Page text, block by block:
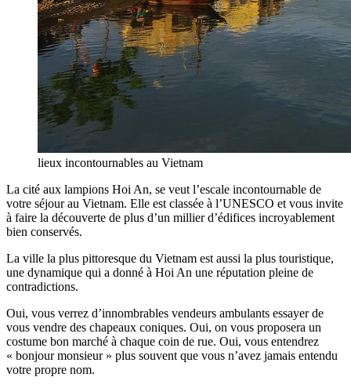
lieux incontournables au Vietnam
La cité aux lampions Hoi An, se veut l’escale incontournable de
votre séjour au Vietnam. Elle est classée à l’UNESCO et vous invite
à faire la découverte de plus d’un millier d’édifices incroyablement
bien conservés.
La ville la plus pittoresque du Vietnam est aussi la plus touristique,
une dynamique qui a donné à Hoi An une réputation pleine de
contradictions.
Oui, vous verrez d’innombrables vendeurs ambulants essayer de
vous vendre des chapeaux coniques. Oui, on vous proposera un
costume bon marché à chaque coin de rue. Oui, vous entendrez
« bonjour monsieur » plus souvent que vous n’avez jamais entendu
votre propre nom.